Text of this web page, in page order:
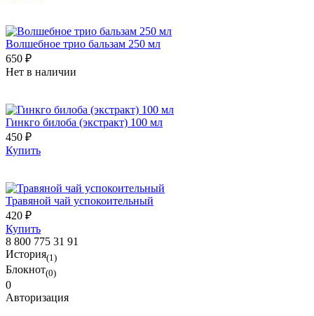
Волшебное трио бальзам 250 мл
650 ₽
Нет в наличии
Гинкго билоба (экстракт) 100 мл
450 ₽
Купить
Травяной чай успокоительный
420 ₽
Купить
8 800 775 31 91
История(1)
Блокнот(0)
0
Авторизация